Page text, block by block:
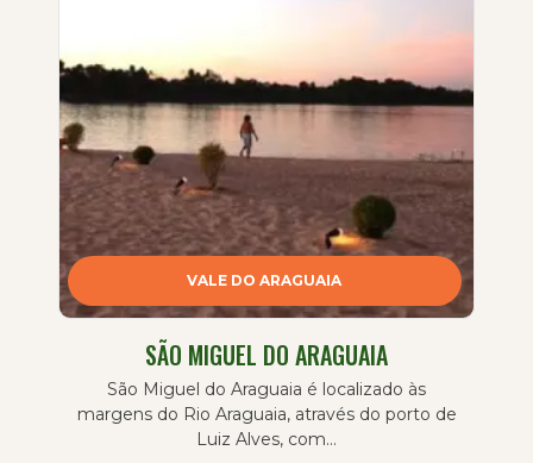
VALE DO ARAGUAIA
SÃO MIGUEL DO ARAGUAIA
São Miguel do Araguaia é localizado às
margens do Rio Araguaia, através do porto de
Luiz Alves, com...